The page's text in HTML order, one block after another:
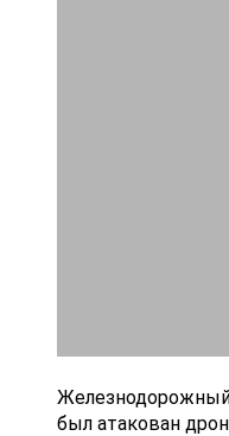
был атакован